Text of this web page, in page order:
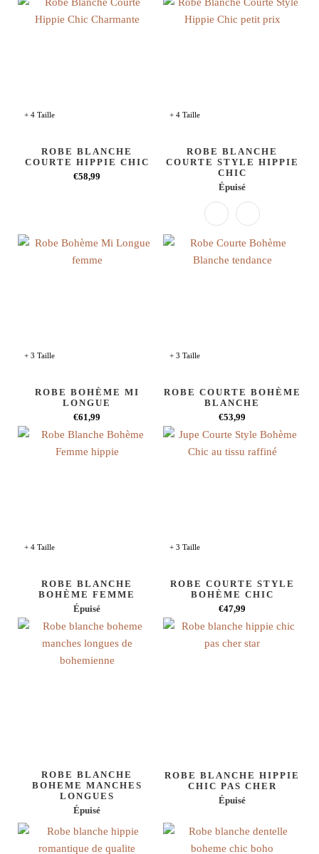
+ 4 Taille
ROBE BLANCHE
COURTE HIPPIE CHIC
€58,99
+ 4 Taille
ROBE BLANCHE
COURTE STYLE HIPPIE
CHIC
Épuisé
+ 3 Taille
ROBE BOHÈME MI
LONGUE
€61,99
+ 3 Taille
ROBE COURTE BOHÈME
BLANCHE
€53,99
+ 4 Taille
ROBE BLANCHE
BOHÈME FEMME
Épuisé
+ 3 Taille
ROBE COURTE STYLE
BOHÈME CHIC
€47,99
ROBE BLANCHE
BOHEME MANCHES
LONGUES
Épuisé
ROBE BLANCHE HIPPIE
CHIC PAS CHER
Épuisé